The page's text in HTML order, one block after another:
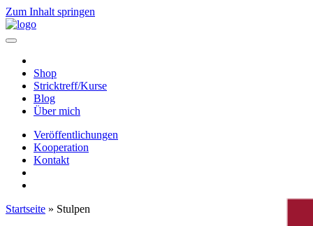
Zum Inhalt springen
Hauptnavigation
Shop
Stricktreff/Kurse
Blog
Über mich
Veröffentlichungen
Kooperation
Kontakt
Startseite » Stulpen